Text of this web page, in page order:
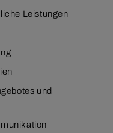
Leistungen
und